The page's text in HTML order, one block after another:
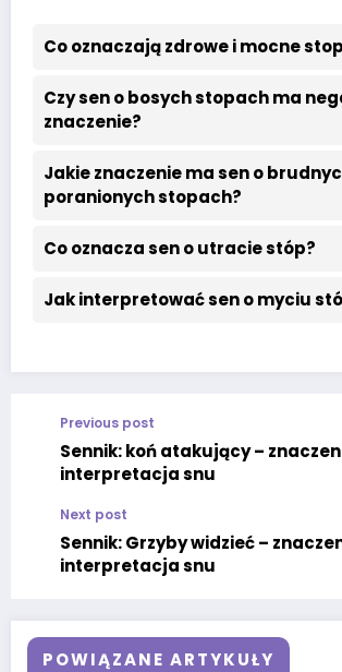
Co oznaczają zdrowe i mocne
Czy sen o bosych stopach ma
znaczenie?
Jakie znaczenie ma sen o
poranionych stopach?
Co oznacza sen o utracie stóp?
Jak interpretować sen o myciu
Previous post
Sennik: koń atakujący –
interpretacja snu
Next post
Sennik: Grzyby widzieć –
interpretacja snu
POWIĄZANE ARTYKUŁY